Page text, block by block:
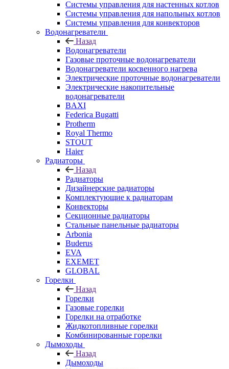
Системы управления для настенных котлов
Системы управления для напольных котлов
Системы управления для конвекторов
Водонагреватели
Назад
Водонагреватели
Газовые проточные водонагреватели
Водонагреватели косвенного нагрева
Электрические проточные водонагреватели
Электрические накопительные
водонагреватели
BAXI
Federica Bugatti
Protherm
Royal Thermo
STOUT
Haier
Радиаторы
Назад
Радиаторы
Дизайнерские радиаторы
Комплектующие к радиаторам
Конвекторы
Секционные радиаторы
Стальные панельные радиаторы
Arbonia
Buderus
EVA
EXEMET
GLOBAL
Горелки
Назад
Горелки
Газовые горелки
Горелки на отработке
Жидкотопливные горелки
Комбинированные горелки
Дымоходы
Назад
Дымоходы